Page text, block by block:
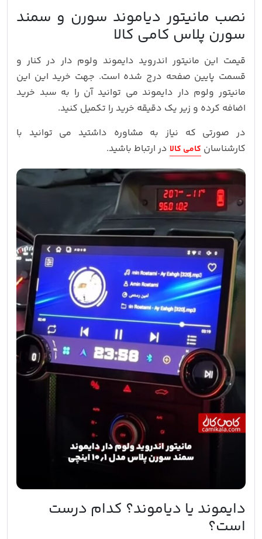
نصب مانیتور دیاموند سورن و سمند
سورن پلاس کامی کالا
قیمت این مانیتور اندروید دایموند ولوم دار در کنار و
قسمت پایین صفحه درج شده است. جهت خرید این این
مانیتور ولوم دار دایموند می توانید آن را به سبد خرید
اضافه کرده و زیر یک دقیقه خرید را تکمیل کنید.
در صورتی که نیاز به مشاوره داشتید می توانید با
کارشناسان کامی کالا در ارتباط باشید.
دایموند یا دیاموند؟ کدام درست
است؟